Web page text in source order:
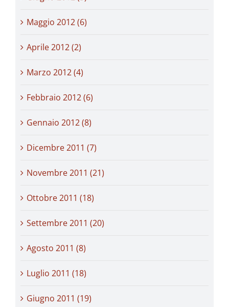
Maggio 2012 (6)
Aprile 2012 (2)
Marzo 2012 (4)
Febbraio 2012 (6)
Gennaio 2012 (8)
Dicembre 2011 (7)
Novembre 2011 (21)
Ottobre 2011 (18)
Settembre 2011 (20)
Agosto 2011 (8)
Luglio 2011 (18)
Giugno 2011 (19)